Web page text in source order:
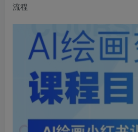
流程